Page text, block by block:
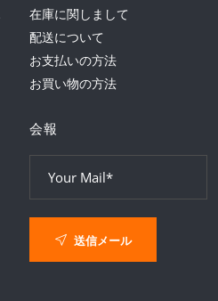
在庫に関しまして
配送について
お支払いの方法
お買い物の方法
会報
送信メール